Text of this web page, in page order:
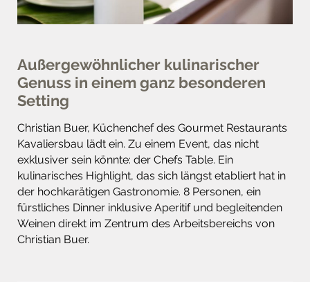
Außergewöhnlicher kulinarischer
Genuss in einem ganz besonderen
Setting
Christian Buer, Küchenchef des Gourmet Restaurants
Kavaliersbau lädt ein. Zu einem Event, das nicht
exklusiver sein könnte: der Chefs Table. Ein
kulinarisches Highlight, das sich längst etabliert hat in
der hochkarätigen Gastronomie. 8 Personen, ein
fürstliches Dinner inklusive Aperitif und begleitenden
Weinen direkt im Zentrum des Arbeitsbereichs von
Christian Buer.